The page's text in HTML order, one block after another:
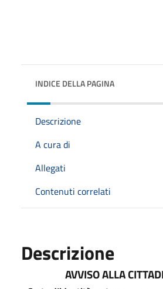
INDICE DELLA PAGINA
Descrizione
A cura di
Allegati
Contenuti correlati
Descrizione
AVVISO ALLA